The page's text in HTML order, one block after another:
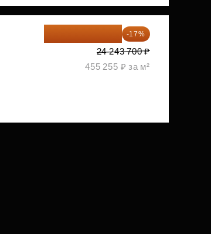
-17%
24 243 700 ₽
455 255 ₽ за м²